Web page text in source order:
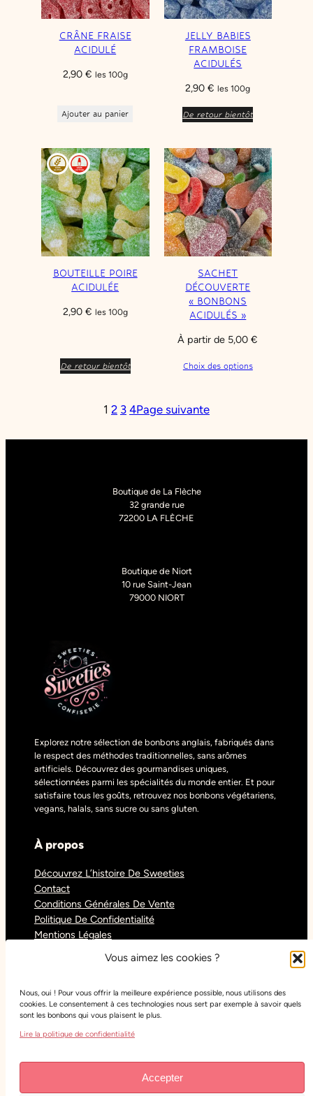
Vous aimez les cookies ?
Nous, oui ! Pour vous offrir la meilleure expérience possible, nous utilisons des
cookies. Le consentement à ces technologies nous sert par exemple à savoir quels
sont les bonbons qui vous plaisent le plus.
Lire la politique de confidentialité
Accepter
CRÂNE FRAISE
ACIDULÉ
2,90 € les 100g
Ajouter au panier
JELLY BABIES
FRAMBOISE
ACIDULÉS
2,90€ les 100g
De retour bientôt
BOUTEILLE POIRE
ACIDULÉE
2,90 € les 100g
De retour bientôt
SACHET
DÉCOUVERTE
« BONBONS
ACIDULÉS »
À partir de 5,00€
Choix des options
1 2 3 4Page suivante
Boutique de La Flèche
32 grande rue
72200 LA FLÈCHE
Boutique de Niort
10 rue Saint-Jean
79000 NIORT
Explorez notre sélection de bonbons anglais, fabriqués dans
le respect des méthodes traditionnelles, sans arômes
artificiels. Découvrez des gourmandises uniques,
sélectionnées parmi les spécialités du monde entier. Et pour
satisfaire tous les goûts, retrouvez nos bonbons végétariens,
vegans, halals, sans sucre ou sans gluten.
À propos
Découvrez L’histoire De Sweeties
Contact
Conditions Générales De Vente
Politique De Confidentialité
Mentions Légales
Réseaux sociaux
Instagram